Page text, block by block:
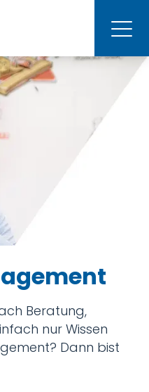
Beratung,
nur Wissen
Dann bist